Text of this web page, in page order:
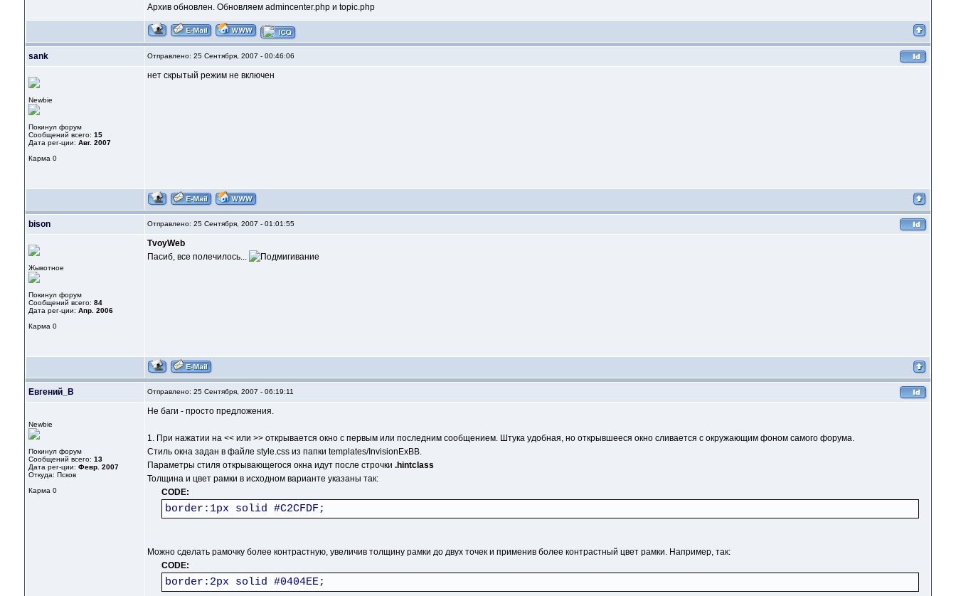
Архив обновлен. Обновляем admincenter.php и topic.php
sank Отправлено: 25 Сентября, 2007 - 00:46:06
Newbie
Покинул форум
Сообщений всего: 15
Дата рег-ции: Авг. 2007
Карма 0
нет скрытый режим не включен
bison Отправлено: 25 Сентября, 2007 - 01:01:55
Жывотное
Покинул форум
Сообщений всего: 84
Дата рег-ции: Апр. 2006
Карма 0
TvoyWeb
Пасиб, все полечилось...
Евгений_В Отправлено: 25 Сентября, 2007 - 06:19:11
Newbie
Покинул форум
Сообщений всего: 13
Дата рег-ции: Февр. 2007
Откуда: Псков
Карма 0
Не баги - просто предложения.
1. При нажатии на << или >> открывается окно с первым или последним сообщением. Штука удобная, но открывшееся окно сливается с окружающим фоном самого форума.
Стиль окна задан в файле style.css из папки templates/InvisionExBB.
Параметры стиля открывающегося окна идут после строчки .hintclass
Толщина и цвет рамки в исходном варианте указаны так:
CODE:
border:1px solid #C2CFDF;
Можно сделать рамочку более контрастную, увеличив толщину рамки до двух точек и применив более контрастный цвет рамки. Например, так:
CODE:
border:2px solid #0404EE;